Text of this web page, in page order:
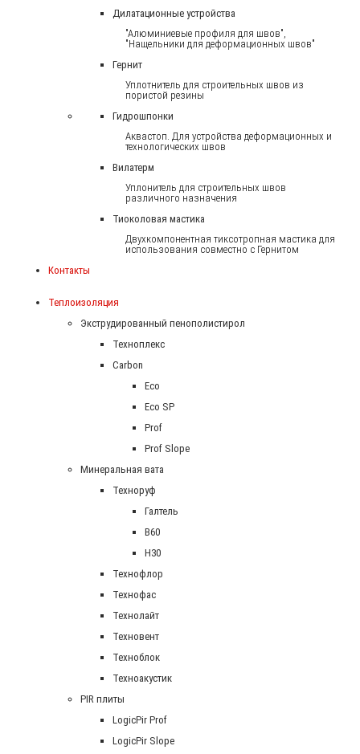
Дилатационные устройства
"Алюминиевые профиля для швов",
"Нащельники для деформационных швов"
Гернит
Уплотнитель для строительных швов из
пористой резины
Гидрошпонки
Аквастоп. Для устройства деформационных и
технологических швов
Вилатерм
Уплонитель для строительных швов
различного назначения
Тиоколовая мастика
Двухкомпонентная тиксотропная мастика для
использования совместно с Гернитом
Контакты
Теплоизоляция
Экструдированный пенополистирол
Техноплекс
Carbon
Eco
Eco SP
Prof
Prof Slope
Минеральная вата
Техноруф
Галтель
В60
Н30
Технофлор
Технофас
Технолайт
Техновент
Техноблок
Техноакустик
PIR плиты
LogicPir Prof
LogicPir Slope